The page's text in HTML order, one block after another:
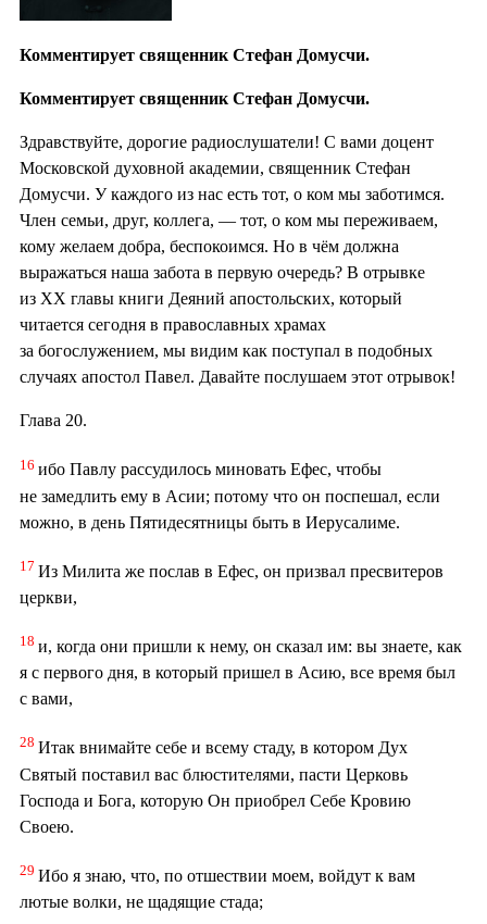
Комментирует священник Стефан Домусчи.
Комментирует священник Стефан Домусчи.
Здравствуйте, дорогие радиослушатели! С вами доцент
Московской духовной академии, священник Стефан
Домусчи. У каждого из нас есть тот, о ком мы заботимся.
Член семьи, друг, коллега, — тот, о ком мы переживаем,
кому желаем добра, беспокоимся. Но в чём должна
выражаться наша забота в первую очередь? В отрывке
из ХХ главы книги Деяний апостольских, который
читается сегодня в православных храмах
за богослужением, мы видим как поступал в подобных
случаях апостол Павел. Давайте послушаем этот отрывок!
Глава 20.
16 ибо Павлу рассудилось миновать Ефес, чтобы
не замедлить ему в Асии; потому что он поспешал, если
можно, в день Пятидесятницы быть в Иерусалиме.
17 Из Милита же послав в Ефес, он призвал пресвитеров
церкви,
18 и, когда они пришли к нему, он сказал им: вы знаете, как
я с первого дня, в который пришел в Асию, все время был
с вами,
28 Итак внимайте себе и всему стаду, в котором Дух
Святый поставил вас блюстителями, пасти Церковь
Господа и Бога, которую Он приобрел Себе Кровию
Своею.
29 Ибо я знаю, что, по отшествии моем, войдут к вам
лютые волки, не щадящие стада;